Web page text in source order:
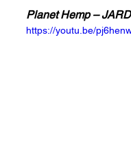
Planet Hemp –
https://youtu.be/